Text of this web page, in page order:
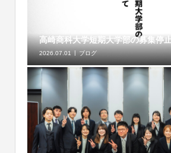
高崎商科大学短期大学部の募集停
2026.07.01 ブログ